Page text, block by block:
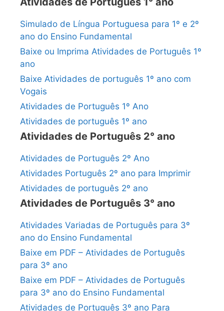
Simulado de Língua Portuguesa para 1º e 2º
ano do Ensino Fundamental
Baixe ou Imprima Atividades de Português 1º
ano
Baixe Atividades de português 1º ano com
Vogais
Atividades de Português 1º Ano
Atividades de português 1º ano
Atividades de Português 2° ano
Atividades de Português 2º Ano
Atividades Português 2º ano para Imprimir
Atividades de português 2º ano
Atividades de Português 3° ano
Atividades Variadas de Português para 3º
ano do Ensino Fundamental
Baixe em PDF – Atividades de Português
para 3º ano
Baixe em PDF – Atividades de Português
para 3º ano do Ensino Fundamental
Atividades de Português 3º ano Para